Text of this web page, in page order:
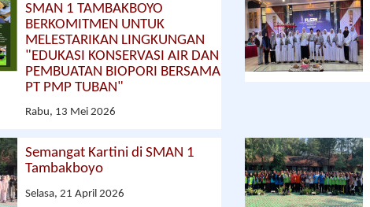
SMAN 1 TAMBAKBOYO
BERKOMITMEN UNTUK
MELESTARIKAN LINGKUNGAN
"EDUKASI KONSERVASI AIR DAN
PEMBUATAN BIOPORI BERSAMA
PT PMP TUBAN"
Rabu, 13 Mei 2026
Semangat Kartini di SMAN 1
Tambakboyo
Selasa, 21 April 2026